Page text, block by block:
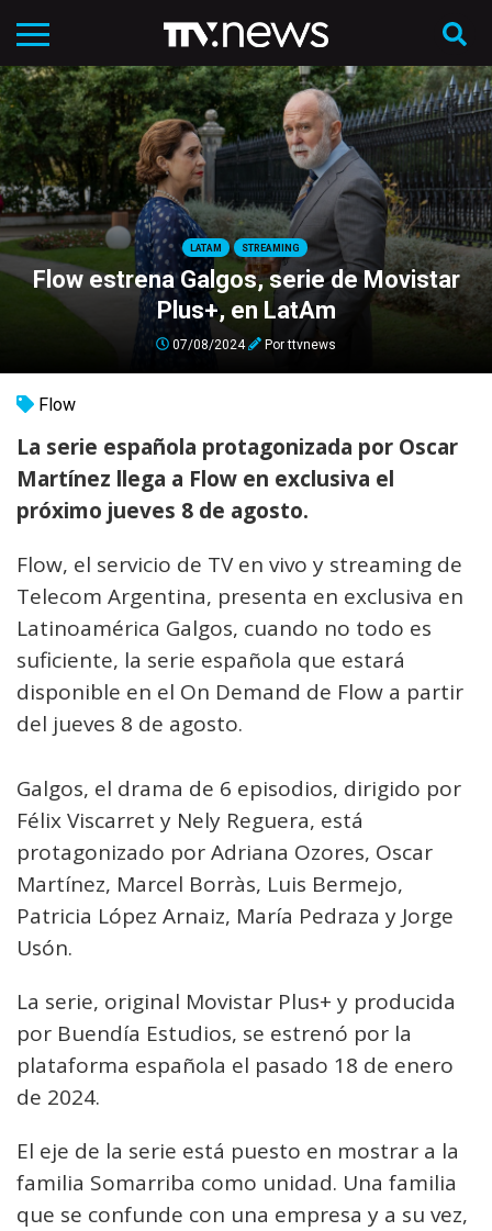
LATAM STREAMING
Flow estrena Galgos, serie de Movistar
Plus+, en LatAm
07/08/2024 Porttvnews
Flow
La serie española protagonizada por Oscar
Martínez llega a Flow en exclusiva el
próximo jueves 8 de agosto.
Flow, el servicio de TV en vivo y streaming de
Telecom Argentina, presenta en exclusiva en
Latinoamérica Galgos, cuando no todo es
suficiente, la serie española que estará
disponible en el On Demand de Flow a partir
del jueves 8 de agosto.
Galgos, el drama de 6 episodios, dirigido por
Félix Viscarret y Nely Reguera, está
protagonizado por Adriana Ozores, Oscar
Martínez, Marcel Borràs, Luis Bermejo,
Patricia López Arnaiz, María Pedraza y Jorge
Usón.
La serie, original Movistar Plus+ y producida
por Buendía Estudios, se estrenó por la
plataforma española el pasado 18 de enero
de 2024.
El eje de la serie está puesto en mostrar a la
familia Somarriba como unidad. Una familia
que se confunde con una empresa y a su vez,